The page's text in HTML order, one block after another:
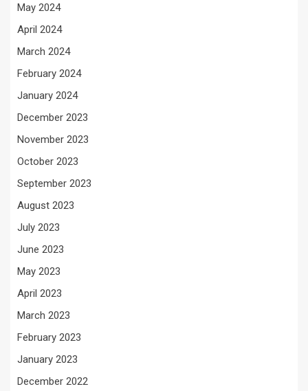
May 2024
April 2024
March 2024
February 2024
January 2024
December 2023
November 2023
October 2023
September 2023
August 2023
July 2023
June 2023
May 2023
April 2023
March 2023
February 2023
January 2023
December 2022